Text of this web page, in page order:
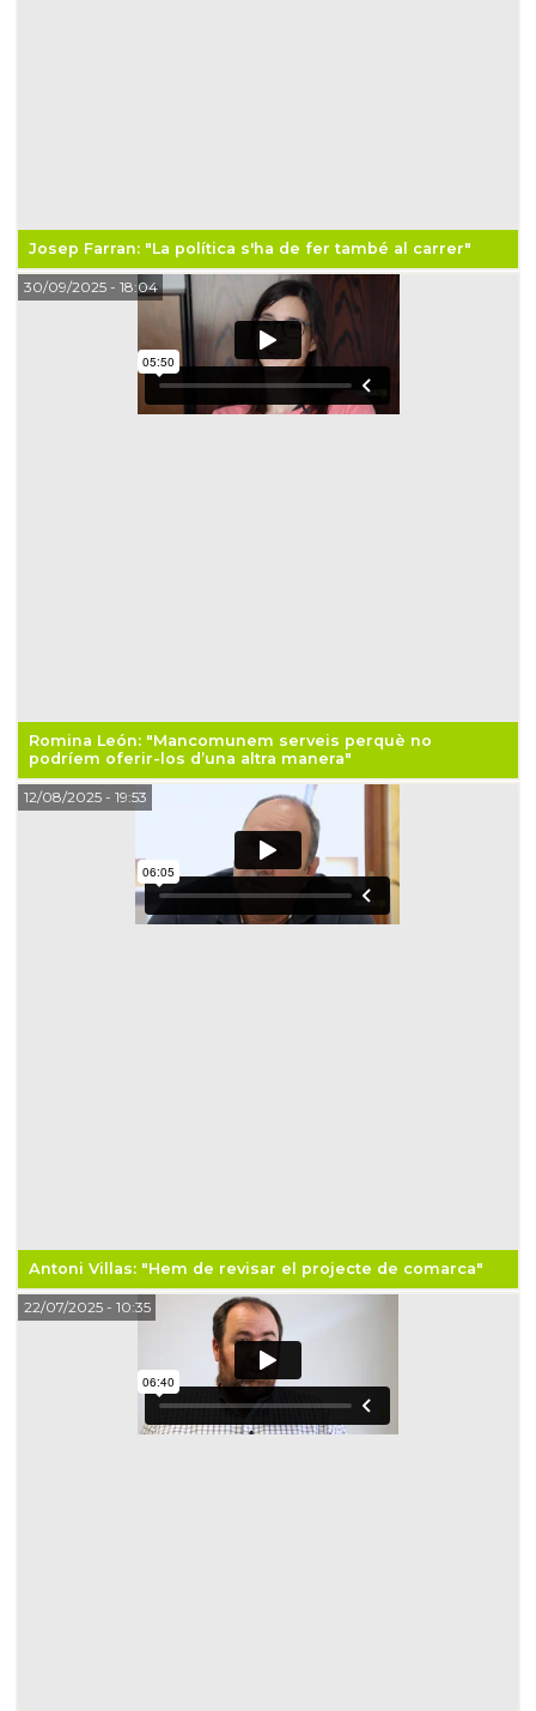
Josep Farran: "La política s'ha de fer també al carrer"
Romina León: "Mancomunem serveis perquè no
podríem oferir-los d’una altra manera"
30/09/2025- 18:04
Antoni Villas: "Hem de revisar el projecte de comarca"
12/08/2025- 19:53
22/07/2025- 10:35